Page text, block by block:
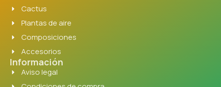
Cactus
Plantas de aire
Composiciones
Accesorios
Información
Aviso legal